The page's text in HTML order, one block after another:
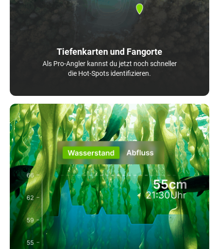
Tiefenkarten und Fangorte
Als Pro-Angler kannst du jetzt noch schneller
die Hot-Spots identifizieren.